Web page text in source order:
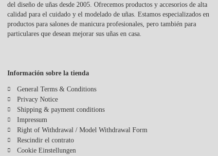
del diseño de uñas desde 2005. Ofrecemos productos y accesorios de alta
calidad para el cuidado y el modelado de uñas. Estamos especializados en
productos para salones de manicura profesionales, pero también para
particulares que desean mejorar sus uñas en casa.
Información sobre la tienda
General Terms & Conditions
Privacy Notice
Shipping & payment conditions
Impressum
Right of Withdrawal / Model Withdrawal Form
Rescindir el contrato
Cookie Einstellungen